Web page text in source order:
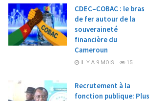
CDEC–COBAC : le bras
de fer autour de la
souveraineté
financière du
Cameroun
IL Y A 9 MOIS 15
Recrutement à la
fonction publique: Plus